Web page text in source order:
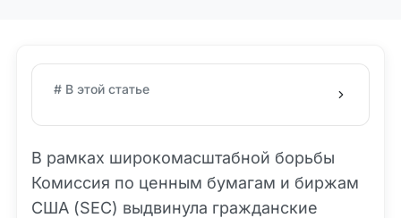
# В этой статье
В рамках широкомасштабной борьбы
Комиссия по ценным бумагам и биржам
США (SEC) выдвинула гражданские